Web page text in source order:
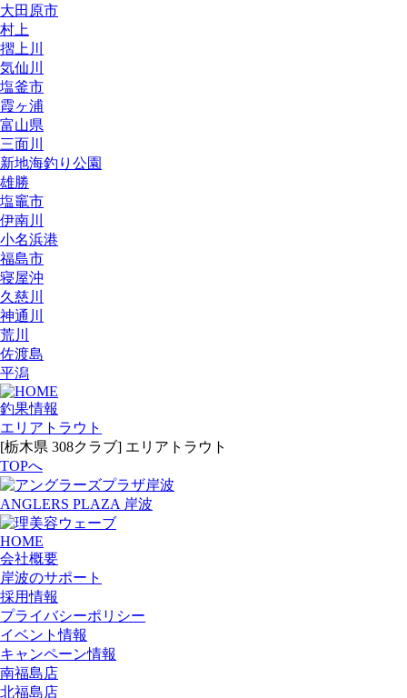
大田原市
村上
摺上川
気仙川
塩釜市
霞ヶ浦
富山県
三面川
新地海釣り公園
雄勝
塩竈市
伊南川
小名浜港
福島市
寝屋沖
久慈川
神通川
荒川
佐渡島
平潟
釣果情報
エリアトラウト
[栃木県 308クラブ] エリアトラウト
TOPへ
ANGLERS PLAZA 岸波
HOME
会社概要
岸波のサポート
採用情報
プライバシーポリシー
イベント情報
キャンペーン情報
南福島店
北福島店